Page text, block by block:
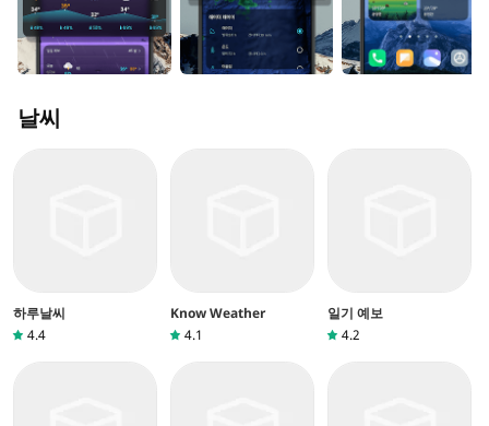
날씨
하루날씨
4.4
Know Weather
4.1
일기 예보
4.2